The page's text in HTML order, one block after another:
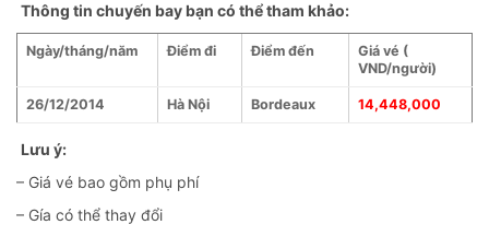
Thông tin chuyến bay bạn có thể tham khảo:
Ngày/tháng/năm Điểm đi Điểm đến
Giá vé (
VND/người)
26/12/2014 Hà Nội Bordeaux 14,448,000
Lưu ý:
– Giá vé bao gồm phụ phí
– Gía có thể thay đổi